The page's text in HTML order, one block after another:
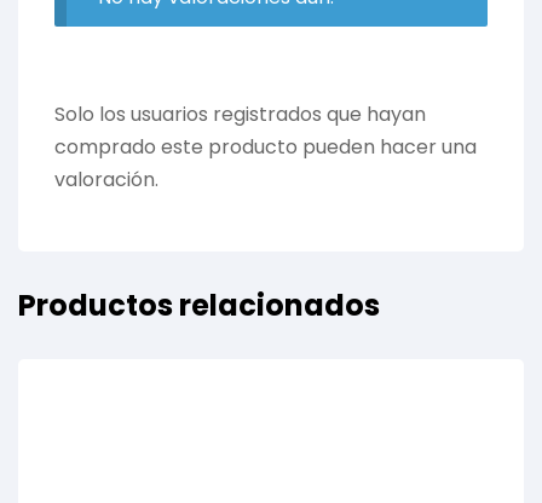
Solo los usuarios registrados que hayan
comprado este producto pueden hacer una
valoración.
Productos relacionados